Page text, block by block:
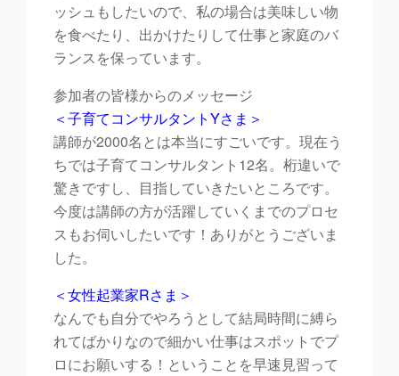
ッシュもしたいので、私の場合は美味しい物
を食べたり、出かけたりして仕事と家庭のバ
ランスを保っています。
参加者の皆様からのメッセージ
＜子育てコンサルタントYさま＞
講師が2000名とは本当にすごいです。現在う
ちでは子育てコンサルタント12名。桁違いで
驚きですし、目指していきたいところです。
今度は講師の方が活躍していくまでのプロセ
スもお伺いしたいです！ありがとうございま
した。
＜女性起業家Rさま＞
なんでも自分でやろうとして結局時間に縛ら
れてばかりなので細かい仕事はスポットでプ
ロにお願いする！ということを早速見習って